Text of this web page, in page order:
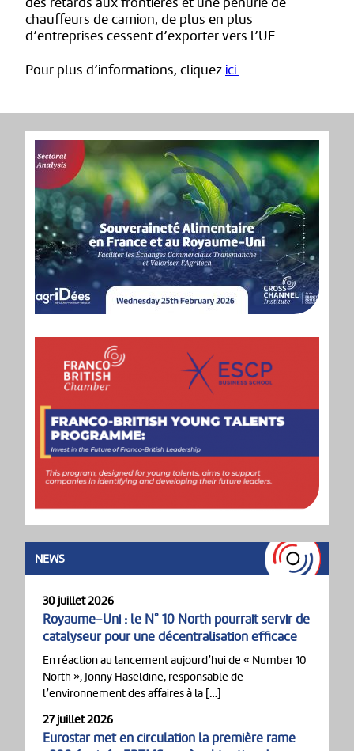
chauffeurs de camion, de plus en plus
d’entreprises cessent d’exporter vers l’UE.
Pour plus d’informations, cliquez ici.
NEWS
30 juillet 2026
Royaume-Uni : le N° 10 North pourrait servir de
catalyseur pour une décentralisation efficace
En réaction au lancement aujourd’hui de « Number 10
North », Jonny Haseldine, responsable de
l’environnement des affaires à la […]
27 juillet 2026
Eurostar met en circulation la première rame